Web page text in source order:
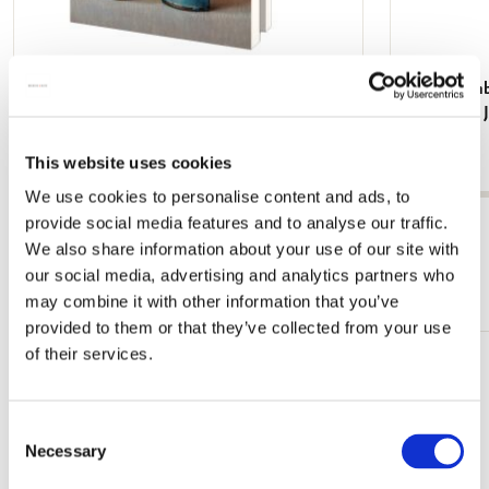
This website uses cookies
We use cookies to personalise content and ads, to
provide social media features and to analyse our traffic.
We also share information about your use of our site with
our social media, advertising and analytics partners who
may combine it with other information that you’ve
provided to them or that they’ve collected from your use
of their services.
Selection
Necessary
Grußkartenbox mit Umschläge - Groß:
volle
Alle anzeigen von Große Kartensets
Mehr von Weihnachtsartikel